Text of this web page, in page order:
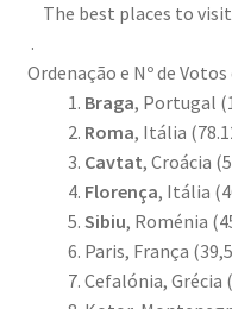
Exposições
“Um Rio, Uma
«FOTO | PHOTO
200 DIAS PARA
The best places to
.
Ordenação e Nº de Votos
Braga, Portugal
Roma, Itália
Cavtat, Croácia
Florença, Itália
Sibiu, Roménia
Paris, França
Cefalónia, Grécia